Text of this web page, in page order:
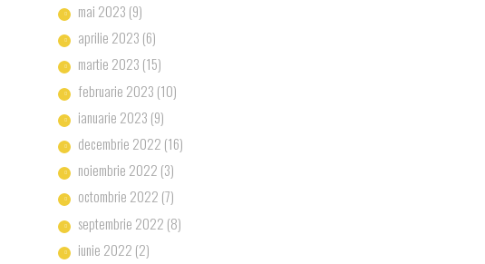
mai 2023 (9)
aprilie 2023 (6)
martie 2023 (15)
februarie 2023 (10)
ianuarie 2023 (9)
decembrie 2022 (16)
noiembrie 2022 (3)
octombrie 2022 (7)
septembrie 2022 (8)
iunie 2022 (2)